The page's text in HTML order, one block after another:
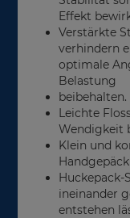
Effekt
Verstärkte
verhindern
optimale
Belastung
beibehalten.
Leichte
Wendigkeit
Klein und
Huckepack-
ineinander
entstehen